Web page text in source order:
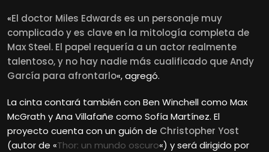
«El doctor Miles Edwards es un personaje muy
complicado y es clave en la mitología completa de
Max Steel. El papel requería a un actor realmente
talentoso, y no hay nadie más cualificado que Andy
García para afrontarlo«, agregó.
La cinta contará también con Ben Winchell como Max
McGrath y Ana Villafañe como Sofía Martínez. El
proyecto cuenta con un guión de Christopher Yost
(autor de «Thor: un mundo oscuro«) y será dirigido por